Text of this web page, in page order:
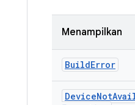
Menampilkan
BuildError
DeviceNot